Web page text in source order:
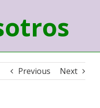
Previous Next